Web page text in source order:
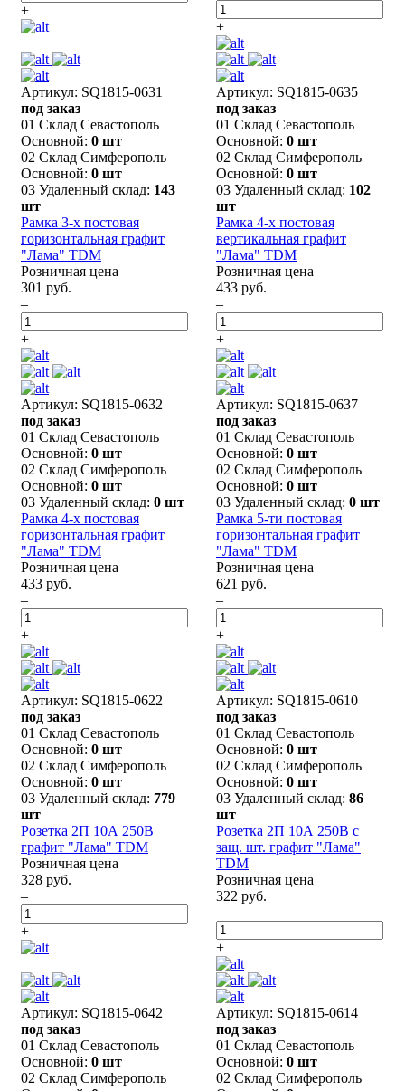
+
+
Артикул: SQ1815-0631
под заказ
01 Склад Севастополь
Основной: 0 шт
02 Склад Симферополь
Основной: 0 шт
03 Удаленный склад: 143
шт
Рамка 3-х постовая
горизонтальная графит
"Лама" TDM
Розничная цена
301 руб.
–
+
Артикул: SQ1815-0635
под заказ
01 Склад Севастополь
Основной: 0 шт
02 Склад Симферополь
Основной: 0 шт
03 Удаленный склад: 102
шт
Рамка 4-х постовая
вертикальная графит
"Лама" TDM
Розничная цена
433 руб.
–
+
Артикул: SQ1815-0632
под заказ
01 Склад Севастополь
Основной: 0 шт
02 Склад Симферополь
Основной: 0 шт
03 Удаленный склад: 0 шт
Рамка 4-х постовая
горизонтальная графит
"Лама" TDM
Розничная цена
433 руб.
–
+
Артикул: SQ1815-0637
под заказ
01 Склад Севастополь
Основной: 0 шт
02 Склад Симферополь
Основной: 0 шт
03 Удаленный склад: 0 шт
Рамка 5-ти постовая
горизонтальная графит
"Лама" TDM
Розничная цена
621 руб.
–
+
Артикул: SQ1815-0622
под заказ
01 Склад Севастополь
Основной: 0 шт
02 Склад Симферополь
Основной: 0 шт
03 Удаленный склад: 779
шт
Розетка 2П 10А 250В
графит "Лама" TDM
Розничная цена
328 руб.
–
+
Артикул: SQ1815-0610
под заказ
01 Склад Севастополь
Основной: 0 шт
02 Склад Симферополь
Основной: 0 шт
03 Удаленный склад: 86
шт
Розетка 2П 10А 250В с
защ. шт. графит "Лама"
TDM
Розничная цена
322 руб.
–
+
Артикул: SQ1815-0642
под заказ
01 Склад Севастополь
Основной: 0 шт
02 Склад Симферополь
Артикул: SQ1815-0614
под заказ
01 Склад Севастополь
Основной: 0 шт
02 Склад Симферополь